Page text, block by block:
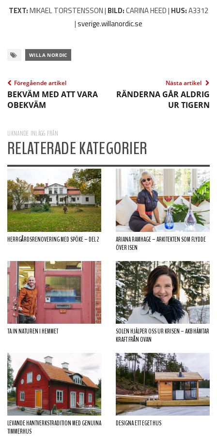
TEXT:MIKAEL TORSTENSSON | BILD:CARINA HEED | HUS:A3312
|sverige.willanordic.se
WILLA NORDIC
Föregående artikel
BEKVÄM MED ATT VARA
OBEKVÄM
Nästa artikel
RÄNDERNA GÅR ALDRIG
UR TIGERN
LIKNANDE INLÄGG FRÅN
RELATERADE KATEGORIER
HERRGÅRDSRENOVERING MED SPÖKE – DEL 2
ARIANA RAMHAGE – ARKITEKTEN SOM FLYDDE
ÖVER ISEN
TA IN NATUREN I HEMMET
SOLEN HJÄLPER OSS UR KRISEN – AKB HÄMTAR
KRAFT FRÅN OVAN
LEVANDE HANTVERKSTRADITION MED GENUINA
TIMMERHUS
DESIGNA ETT EGET HUS